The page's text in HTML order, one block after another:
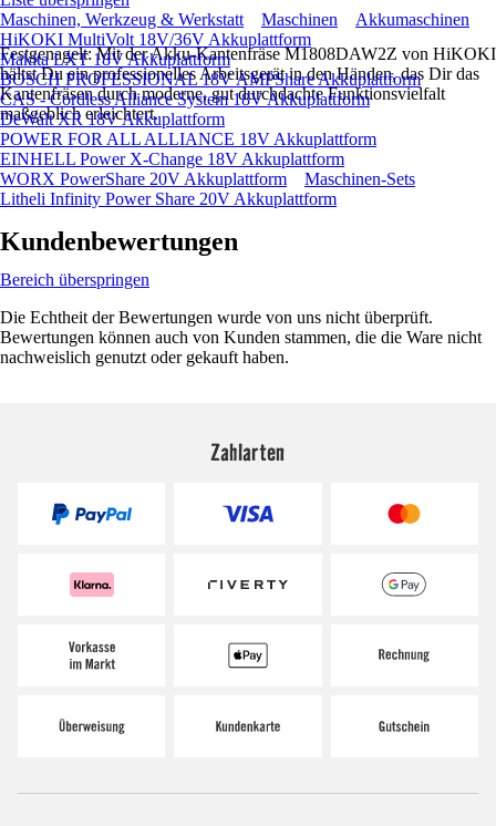
Festgenagelt: Mit der Akku-Kantenfräse M1808DAW2Z von HiKOKI
hältst Du ein professionelles Arbeitsgerät in den Händen, das Dir das
Kantenfräsen durch moderne, gut durchdachte Funktionsvielfalt
maßgeblich erleichtert.
Maschinen, Werkzeug & Werkstatt
Maschinen
Akkumaschinen
HiKOKI MultiVolt 18V/36V Akkuplattform
Makita LXT 18V Akkuplattform
BOSCH PROFESSIONAL 18V AMPShare Akkuplattform
CAS - Cordless Alliance System 18V Akkuplattform
DeWalt XR 18V Akkuplattform
POWER FOR ALL ALLIANCE 18V Akkuplattform
EINHELL Power X-Change 18V Akkuplattform
WORX PowerShare 20V Akkuplattform
Maschinen-Sets
Litheli Infinity Power Share 20V Akkuplattform
Kundenbewertungen
Bereich überspringen
Die Echtheit der Bewertungen wurde von uns nicht überprüft.
Bewertungen können auch von Kunden stammen, die die Ware nicht
nachweislich genutzt oder gekauft haben.
Zahlarten